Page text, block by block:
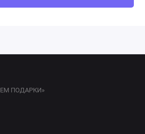
ПОДАРКИ»